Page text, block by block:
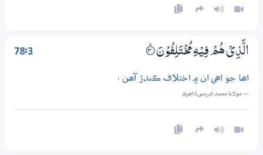
78:3 الَّذِيْ هُمْ فِيْهِ مُخْـتَلِفُوْنَ 3‏۝ۭ
اها جو اهي ان ۾ اختلاف ڪندڙ آهن .
— مولانا محمد ادريس ڏاھري